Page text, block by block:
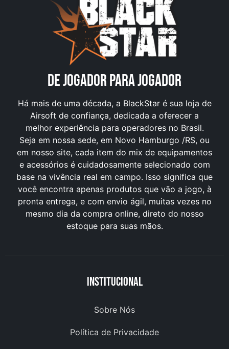
DE JOGADOR PARA JOGADOR
Há mais de uma década, a BlackStar é sua loja de
Airsoft de confiança, dedicada a oferecer a
melhor experiência para operadores no Brasil.
Seja em nossa sede, em Novo Hamburgo /RS, ou
em nosso site, cada item do mix de equipamentos
e acessórios é cuidadosamente selecionado com
base na vivência real em campo. Isso significa que
você encontra apenas produtos que vão a jogo, à
pronta entrega, e com envio ágil, muitas vezes no
mesmo dia da compra online, direto do nosso
estoque para suas mãos.
Institucional
Sobre Nós
Política de Privacidade